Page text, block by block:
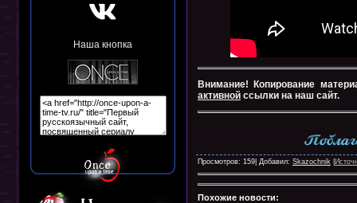
Наша кнопка
Внимание! Копирование
активной ссылки на наш сайт.
Просмотров: 159| Добавил: Skazochnik
Похожие новости: